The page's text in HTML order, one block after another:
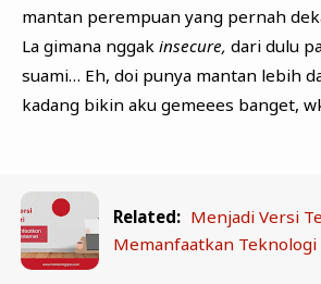
mantan perempuan yang pernah
La gimana nggak insecure, dari dulu
suami… Eh, doi punya mantan lebih
kadang bikin aku gemeees banget,
Related: Menjadi Versi
Memanfaatkan